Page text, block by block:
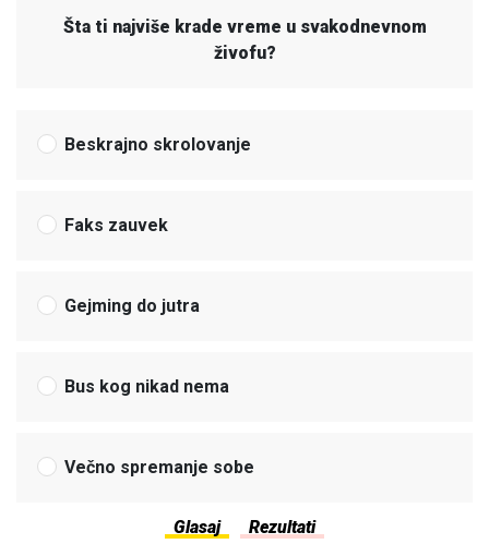
Šta ti najviše krade vreme u svakodnevnom
živofu?
Beskrajno skrolovanje
Faks zauvek
Gejming do jutra
Bus kog nikad nema
Večno spremanje sobe